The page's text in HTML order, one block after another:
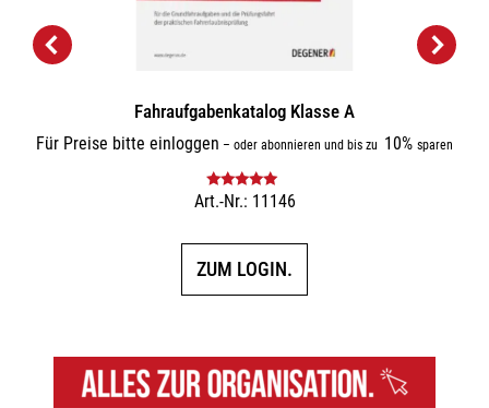
Fahraufgabenkatalog Klasse A
Für Preise bitte einloggen – oder abonnieren und bis zu 10% sparen
Bewertet mit
Art.-Nr.: 11146
ZUM LOGIN.